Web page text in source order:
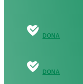
DONA
DONA